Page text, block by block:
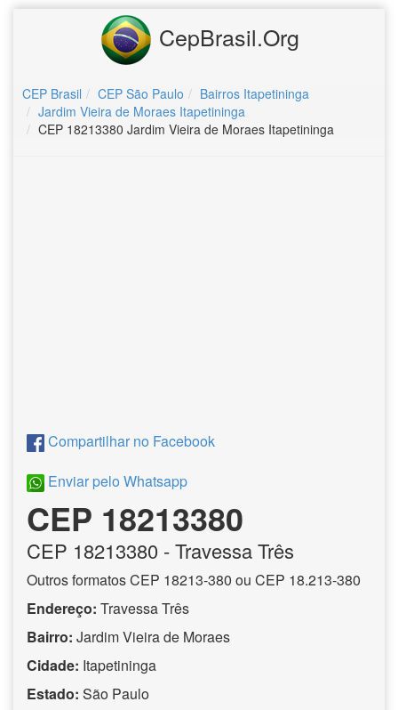
CepBrasil.Org
CEP Brasil CEP São Paulo
Bairros Itapetininga
Jardim Vieira de Moraes Itapetininga
CEP 18213380 Jardim Vieira de Moraes Itapetininga
Compartilhar no Facebook
Enviar pelo Whatsapp
CEP 18213380
CEP 18213380 - Travessa Três
Outros formatos CEP 18213-380 ou CEP 18.213-380
Endereço: Travessa Três
Bairro: Jardim Vieira de Moraes
Cidade: Itapetininga
Estado: São Paulo